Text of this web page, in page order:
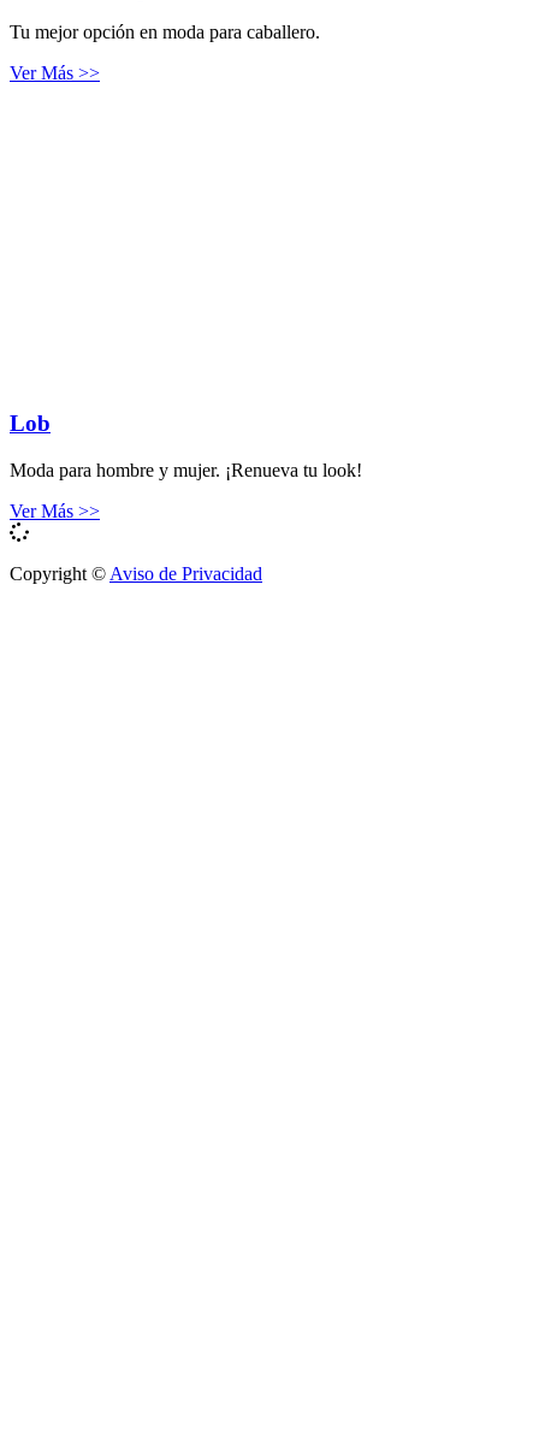
Tu mejor opción en moda para caballero.
Ver Más >>
Lob
Moda para hombre y mujer. ¡Renueva tu look!
Ver Más >>
Copyright © Aviso de Privacidad